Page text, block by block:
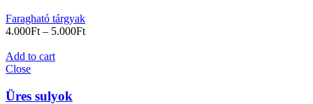
Faragható tárgyak
4.000Ft – 5.000Ft
Add to cart
Close
Üres sulyok